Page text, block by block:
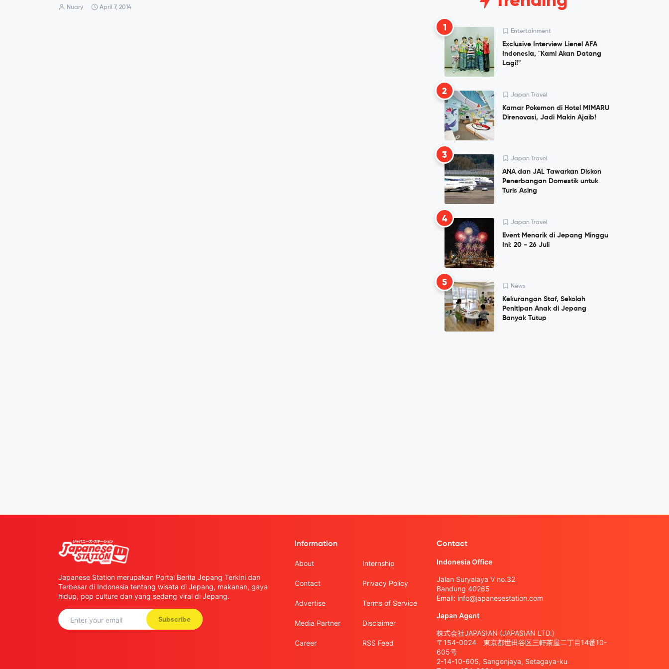
Nuary April 7, 2014
1 Entertainment
Exclusive Interview Lienel AFA
Indonesia, "Kami Akan Datang
Lagi!"
2 Japan Travel
Kamar Pokemon di Hotel MIMARU
Direnovasi, Jadi Makin Ajaib!
3 Japan Travel
ANA dan JAL Tawarkan Diskon
Penerbangan Domestik untuk
Turis Asing
4 Japan Travel
Event Menarik di Jepang Minggu
Ini: 20 - 26 Juli
5 News
Kekurangan Staf, Sekolah
Penitipan Anak di Jepang
Banyak Tutup
Japanese Station merupakan Portal Berita Jepang Terkini dan
Terbesar di Indonesia tentang wisata di Jepang, makanan, gaya
hidup, pop culture dan yang sedang viral di Jepang.
Subscribe
Information
About
Contact
Advertise
Media Partner
Career
Internship
Privacy Policy
Terms of Service
Disclaimer
RSS Feed
Contact
Indonesia Office
Jalan Suryalaya V no.32
Bandung 40265
Email: info@japanesestation.com
Japan Agent
株式会社JAPASIAN (JAPASIAN LTD.)
〒154-0024 東京都世田谷区三軒茶屋二丁目14番10-
605号
2-14-10-605, Sangenjaya, Setagaya-ku